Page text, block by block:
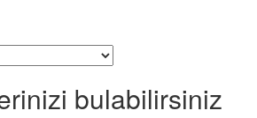
bulabilirsiniz